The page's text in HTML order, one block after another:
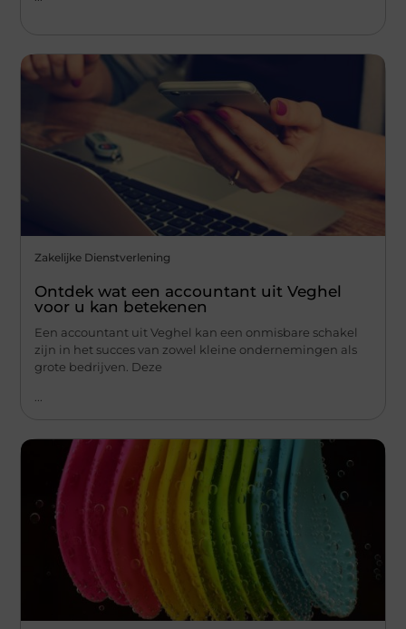
Zakelijke Dienstverlening
Ontdek wat een accountant uit Veghel
voor u kan betekenen
Een accountant uit Veghel kan een onmisbare schakel
zijn in het succes van zowel kleine ondernemingen als
grote bedrijven. Deze
...